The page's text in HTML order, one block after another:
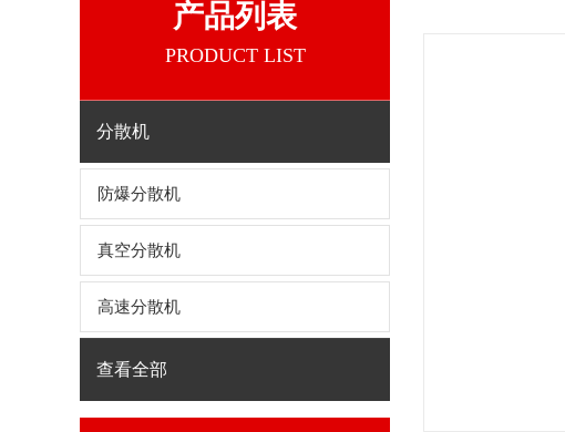
产品列表
PRODUCT LIST
分散机
防爆分散机
真空分散机
高速分散机
查看全部